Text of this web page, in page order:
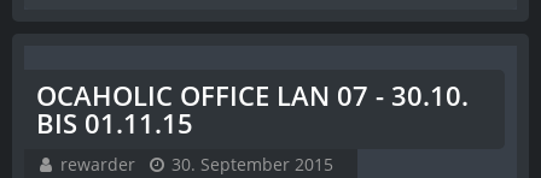
OCAHOLIC OFFICE LAN 07 - 30.10.
BIS 01.11.15
rewarder 30. September 2015